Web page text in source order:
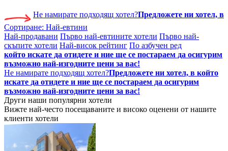
Сортиране: Най-евтини
Най-продавани Първо най-евтините хотели Първо най-
скъпите хотели Най-висок рейтинг По азбучен ред
Не намирате подходящ хотел?Предложете ни хотел, в
който искате да отидете и ние ще се постараем да осигурим
възможно най-изгодните цени за вас!
Не намирате подходящ хотел?Предложете ни хотел, в който
искате да отидете и ние ще се постараем да осигурим
възможно най-изгодните цени за вас!
Други наши популярни хотели
Вижте най-често посещаваните и високо оценени от нашите
клиенти хотели